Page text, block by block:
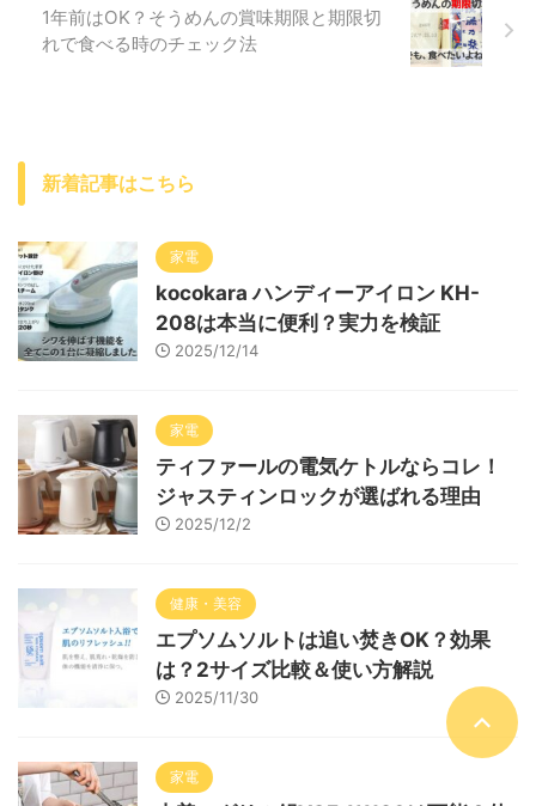
1年前はOK？そうめんの賞味期限と期限切
れで食べる時のチェック法
新着記事はこちら
家電
kocokara ハンディーアイロン KH-
208は本当に便利？実力を検証
2025/12/14
家電
ティファールの電気ケトルならコレ！
ジャスティンロックが選ばれる理由
2025/12/2
健康・美容
エプソムソルトは追い焚きOK？効果
は？2サイズ比較＆使い方解説
2025/11/30
家電